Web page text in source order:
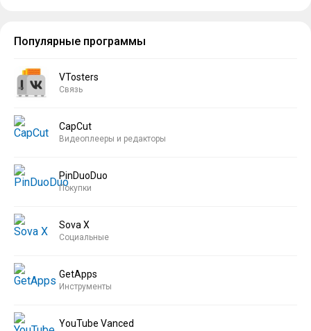
Популярные программы
VTosters
Связь
CapCut
Видеоплееры и редакторы
PinDuoDuo
Покупки
Sova X
Социальные
GetApps
Инструменты
YouTube Vanced